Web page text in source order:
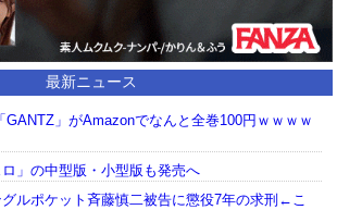
最新ニュース
GANTZ」がAmazonでなんと全巻100円ｗｗｗｗ
」の中型版・小型版も発売へ
グルポケット斉藤慎二被告に懲役7年の求刑←こ